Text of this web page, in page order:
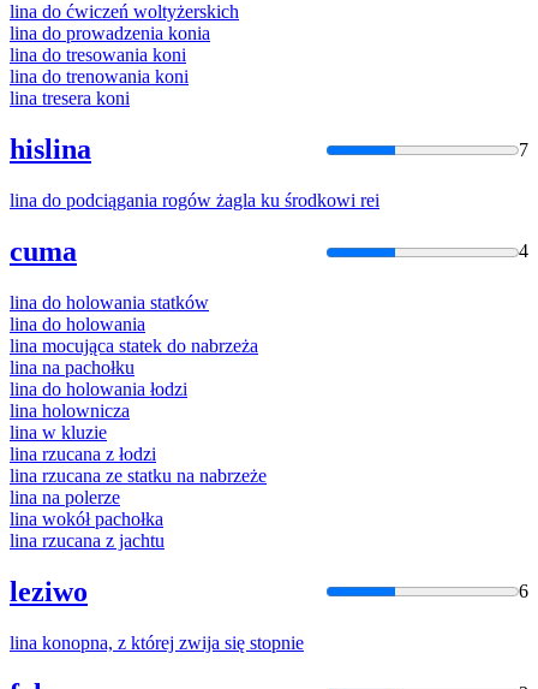
lina do ćwiczeń woltyżerskich
lina do prowadzenia konia
lina do tresowania koni
lina do trenowania koni
lina tresera koni
hislina 7
lina do podciągania rogów żagla ku środkowi rei
cuma 4
lina do holowania statków
lina do holowania
lina mocująca statek do nabrzeża
lina na pachołku
lina do holowania łodzi
lina holownicza
lina w kluzie
lina rzucana z łodzi
lina rzucana ze statku na nabrzeże
lina na polerze
lina wokół pachołka
lina rzucana z jachtu
leziwo 6
lina konopna, z której zwija się stopnie